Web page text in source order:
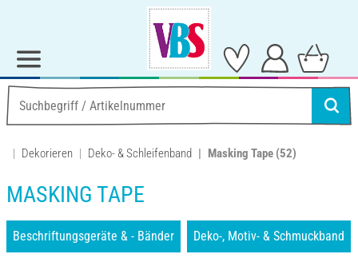
Dekorieren Deko- & Schleifenband Masking Tape (52)
MASKING TAPE
Beschriftungsgeräte & - Bänder Deko-, Motiv- & Schmuckband